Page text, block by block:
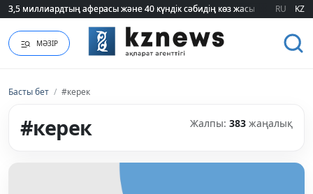
75 мың білім гранты кімдерге бұйырады? RU KZ
МӘЗІР
Басты бет / #керек
#керек Жалпы: 383 жаңалық